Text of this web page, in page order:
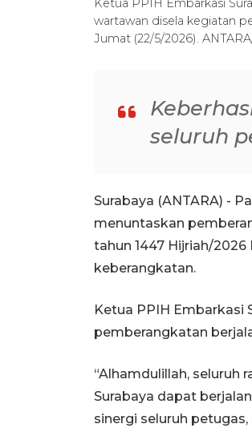
Ketua PPIH Embarkasi
wartawan disela kegiatan
Jumat (22/5/2026).
seluruh
Surabaya (ANTARA) -
menuntaskan
tahun 1447 Hijriah/
keberangkatan.
Ketua PPIH Embarkasi
pemberangkatan
“Alhamdulillah, seluruh
Surabaya dapat
sinergi seluruh